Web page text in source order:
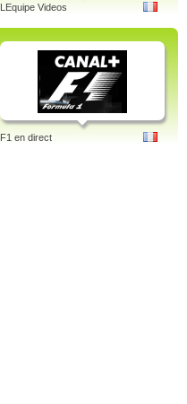
LEquipe Videos
F1 en direct